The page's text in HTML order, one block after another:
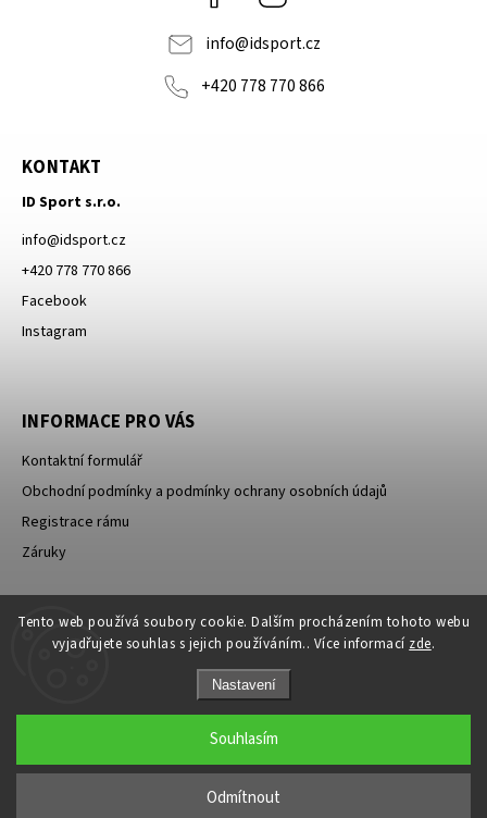
Tento web používá soubory cookie. Dalším procházením tohoto webu
vyjadřujete souhlas s jejich používáním.. Více informací zde.
Nastavení
Odmítnout
Souhlasím
info@idsport.cz
+420 778 770 866
KONTAKT
ID Sport s.r.o.
info@idsport.cz
+420 778 770 866
Facebook
Instagram
INFORMACE PRO VÁS
Kontaktní formulář
Obchodní podmínky a podmínky ochrany osobních údajů
Registrace rámu
Záruky
ID Sport s.r.o. PowerBar
Copyright 2026Pinarello CZ. Všechna práva vyhrazena.
Grafický návrh vytvořil a nakódoval